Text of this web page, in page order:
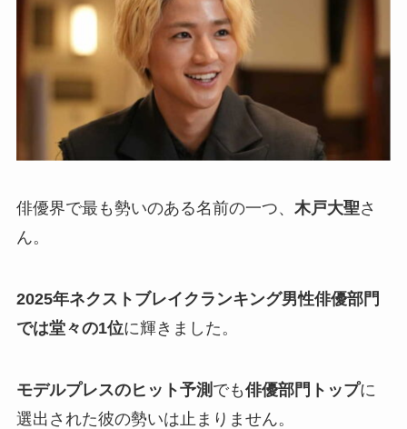
俳優界で最も勢いのある名前の一つ、 木戸大聖さ
ん。
2025年ネクストブレイクランキング男性俳優部門
では堂々の1位に輝きました。
モデルプレスのヒット予測 でも俳優部門トップに
選出された彼の勢いは止まりません。